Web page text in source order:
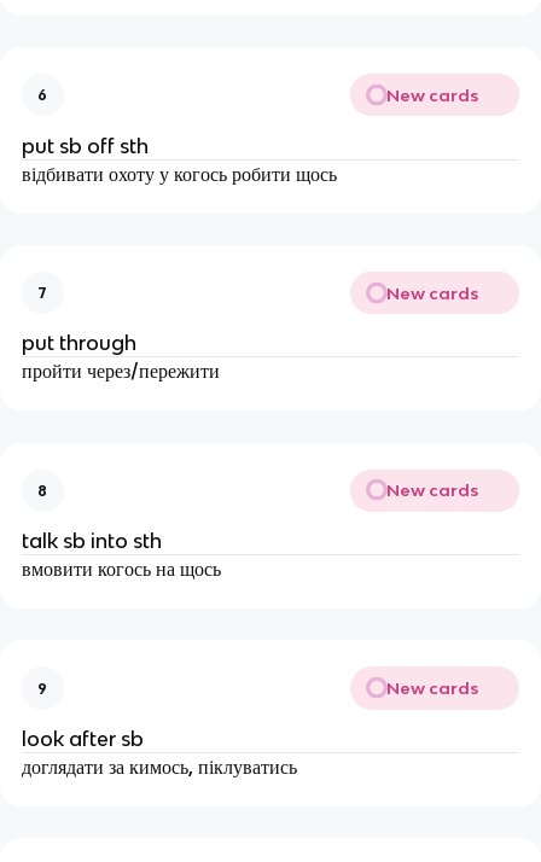
6 New cards
put sb off sth
відбивати охоту у когось робити щось
7 New cards
put through
пройти через/пережити
8 New cards
talk sb into sth
вмовити когось на щось
9 New cards
look after sb
доглядати за кимось, піклуватись